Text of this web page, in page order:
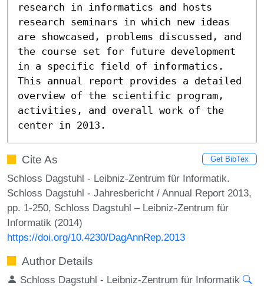
research in informatics and hosts
research seminars in which new ideas
are showcased, problems discussed, and
the course set for future development
in a specific field of informatics.
This annual report provides a detailed
overview of the scientific program,
activities, and overall work of the
center in 2013.
Cite As Get BibTex
Schloss Dagstuhl - Leibniz-Zentrum für Informatik.
Schloss Dagstuhl - Jahresbericht / Annual Report 2013,
pp. 1-250, Schloss Dagstuhl – Leibniz-Zentrum für
Informatik (2014)
https://doi.org/10.4230/DagAnnRep.2013
Author Details
Schloss Dagstuhl - Leibniz-Zentrum für Informatik